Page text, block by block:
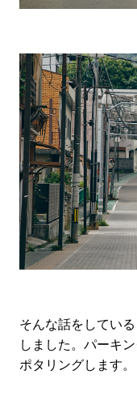
そんな話をしてい
しました。パーキ
ポタリングします。